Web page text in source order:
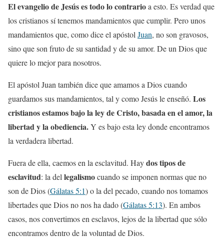
El evangelio de Jesús es todo lo contrarioa esto. Es verdad que
los cristianos sí tenemos mandamientos que cumplir. Pero unos
mandamientos que, como dice el apóstol Juan, no son gravosos,
sino que son fruto de su santidad y de su amor. De un Dios que
quiere lo mejor para nosotros.
El apóstol Juan también dice que amamos a Dios cuando
guardamos sus mandamientos, tal y como Jesús le enseñó. Los
cristianos estamos bajo la ley de Cristo, basada en el amor, la
libertad y la obediencia.Y es bajo esta ley donde encontramos
la verdadera libertad.
Fuera de ella, caemos en la esclavitud. Haydos tipos de
esclavitud: la del legalismocuando se imponen normas que no
son de Dios (Gálatas 5:1) o la del pecado, cuando nos tomamos
libertades que Dios no nos ha dado (Gálatas 5:13). En ambos
casos, nos convertimos en esclavos, lejos de la libertad que sólo
encontramos dentro de la voluntad de Dios.